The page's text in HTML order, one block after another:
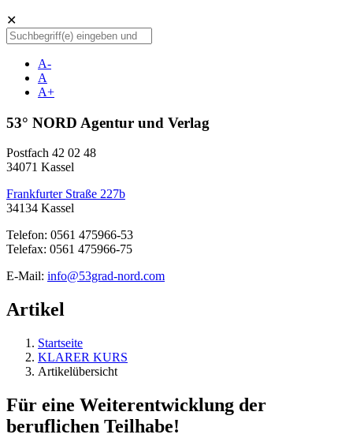
✕
A-
A
A+
53° NORD Agentur und Verlag
Postfach 42 02 48
34071 Kassel
Frankfurter Straße 227b
34134 Kassel
Telefon: 0561 475966-53
Telefax: 0561 475966-75
E-Mail: info@53grad-nord.com
Artikel
Startseite
KLARER KURS
Artikelübersicht
Für eine Weiterentwicklung der
beruflichen Teilhabe!